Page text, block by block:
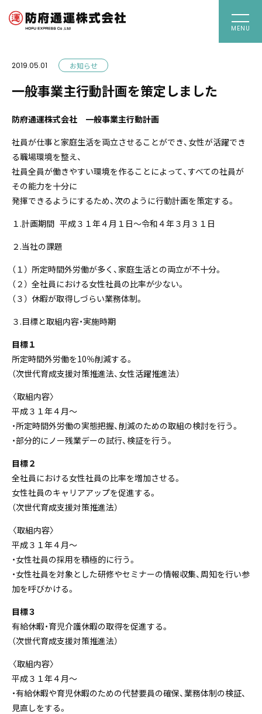
2019.05.01 お知らせ
一般事業主行動計画を策定しました
防府通運株式会社 一般事業主行動計画
社員が仕事と家庭生活を両立させることができ、女性が活躍でき
る職場環境を整え、
社員全員が働きやすい環境を作ることによって、すべての社員が
その能力を十分に
発揮できるようにするため、次のように行動計画を策定する。
１.計画期間 平成３１年４月１日～令和４年３月３１日
２.当社の課題
（１） 所定時間外労働が多く、家庭生活との両立が不十分。
（２） 全社員における女性社員の比率が少ない。
（３） 休暇が取得しづらい業務体制。
３.目標と取組内容・実施時期
目標１
所定時間外労働を10％削減する。
（次世代育成支援対策推進法、女性活躍推進法）
〈取組内容〉
平成３１年４月～
・所定時間外労働の実態把握、削減のための取組の検討を行う。
・部分的にノー残業デーの試行、検証を行う。
目標２
全社員における女性社員の比率を増加させる。
女性社員のキャリアアップを促進する。
（次世代育成支援対策推進法）
〈取組内容〉
平成３１年４月～
・女性社員の採用を積極的に行う。
・女性社員を対象とした研修やセミナーの情報収集、周知を行い参
加を呼びかける。
目標３
有給休暇・育児介護休暇の取得を促進する。
（次世代育成支援対策推進法）
〈取組内容〉
平成３１年４月～
・有給休暇や育児休暇のための代替要員の確保、業務体制の検証、
見直しをする。